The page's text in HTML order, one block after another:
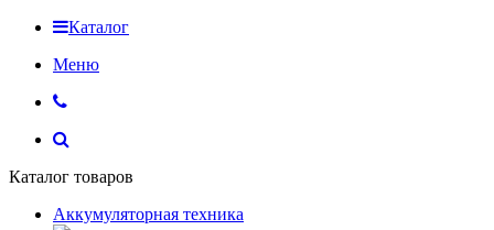
Каталог
Меню
Каталог товаров
Аккумуляторная техника